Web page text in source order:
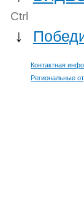
Ctrl
↓
Контактная
Региональные